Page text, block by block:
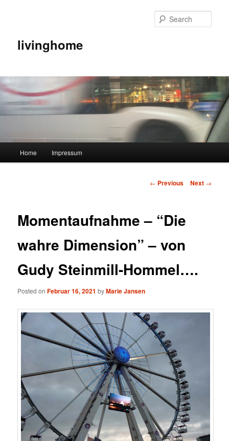
livinghome
Skip to primary content
Home Impressum
Post navigation
← Previous Next →
Momentaufnahme – “Die
wahre Dimension” – von
Gudy Steinmill-Hommel….
Posted onFebruar 16, 2021 byMarie Jansen